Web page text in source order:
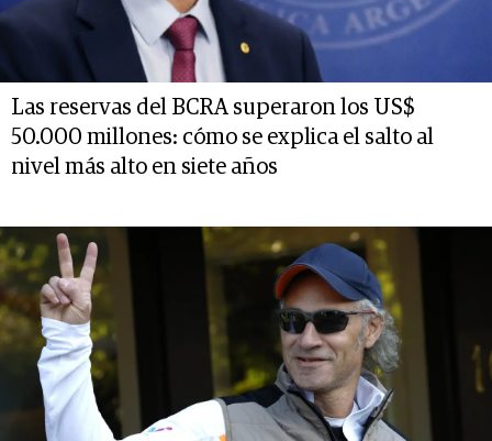
Las reservas del BCRA superaron los US$
50.000 millones: cómo se explica el salto al
nivel más alto en siete años